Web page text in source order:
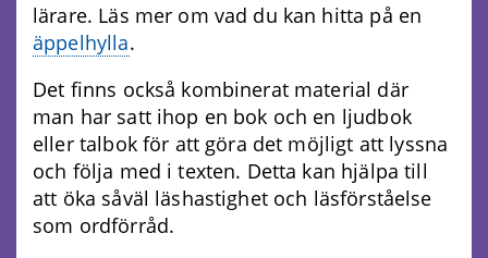
lärare. Läs mer om vad du kan hitta på en
äppelhylla.
Det finns också kombinerat material där
man har satt ihop en bok och en ljudbok
eller talbok för att göra det möjligt att lyssna
och följa med i texten. Detta kan hjälpa till
att öka såväl läshastighet och läsförståelse
som ordförråd.